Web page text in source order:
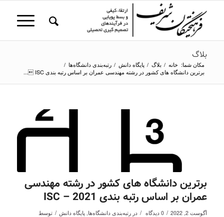
بلاگ
مکان شما: خانه / بلاگ / پایگاه دانش / رتبه‌بندی دانشگاه‌ها /
برترین دانشگاه های کشور در رشته مهندسی عمران بر اساس رتبه بندی ISC ...
برترین دانشگاه های کشور در رشته مهندسی
عمران بر اساس رتبه بندی ISC – 2021
آگوست 2, 2022 / 0 دیدگاه / در رتبه‌بندی دانشگاه‌ها پایگاه دانش / توسط